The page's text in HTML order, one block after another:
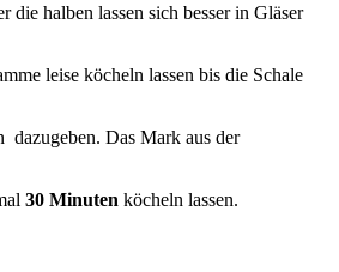
die halben lassen sich besser in Gläser
leise köcheln lassen bis die Schale
dazugeben. Das Mark aus der
30 Minuten köcheln lassen.